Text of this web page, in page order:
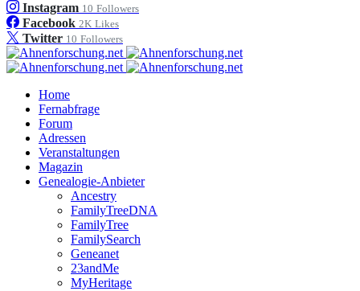
Instagram 10 Followers
Facebook 2K Likes
Twitter 10 Followers
Home
Fernabfrage
Forum
Adressen
Veranstaltungen
Magazin
Genealogie-Anbieter
Ancestry
FamilyTreeDNA
FamilyTree
FamilySearch
Geneanet
23andMe
MyHeritage